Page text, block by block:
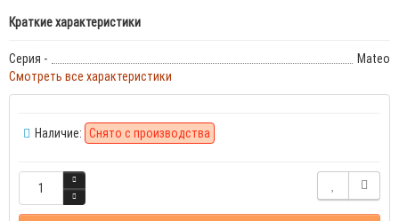
Краткие характеристики
Серия -
Mateo
Смотреть все характеристики
Наличие: Снято с производства